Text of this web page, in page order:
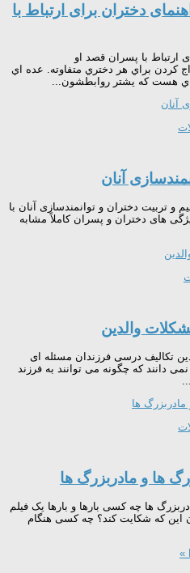
دختران برای ارتباط با
ارتباط با پسران قصد او
کردن براي هر دختري متفاوته. عده اي
اي هست که یشتر روابطشون...
آنان
و تربیت دختران و توانمندسازی آنان با
های دختران و پسران کاملاً مشابه
والدین
تکالیف درسی فرزندان مسئله ای
دانند که چگونه می توانند به فرزند
ها و مادربزرگ ها
ها چه کسی بارها و بارها یک فیلم
این که شکایت کند؟ چه کسی هنگام